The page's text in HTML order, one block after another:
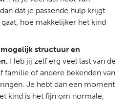
dat je passende hulp krijgt.
hoe makkelijker het kind
structuur en
Heb jij zelf erg veel last van de
familie of andere bekenden van
Je hebt dan een moment
kind is het fijn om normale,